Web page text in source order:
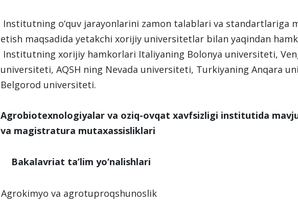
Institutning o‘quv jarayonlarini zamon talablari va standartlariga
etish maqsadida yetakchi xorijiy universitetlar bilan yaqindan
Institutning xorijiy hamkorlari Italiyaning Bolonya universiteti,
universiteti, AQSH ning Nevada universiteti, Turkiyaning Anqara
Belgorod universiteti.
Agrobiotexnologiyalar va oziq-ovqat xavfsizligi institutida
va magistratura mutaxassisliklari
Bakalavriat ta’lim yo‘nalishlari
Agrokimyo va agrotuproqshunoslik